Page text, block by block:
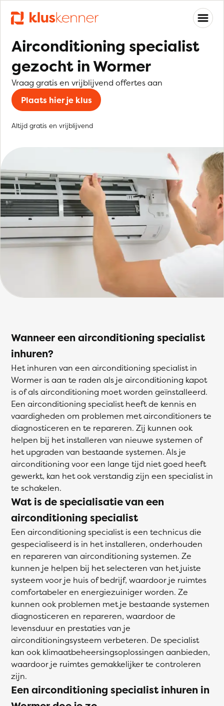
Airconditioning specialist
gezocht in Wormer
Vraag gratis en vrijblijvend offertes aan
Plaats hier je klus
Altijd gratis en vrijblijvend
Wanneer een airconditioning specialist
inhuren?
Het inhuren van een airconditioning specialist in
Wormer is aan te raden als je airconditioning kapot
is of als airconditioning moet worden geïnstalleerd.
Een airconditioning specialist heeft de kennis en
vaardigheden om problemen met airconditioners te
diagnosticeren en te repareren. Zij kunnen ook
helpen bij het installeren van nieuwe systemen of
het upgraden van bestaande systemen. Als je
airconditioning voor een lange tijd niet goed heeft
gewerkt, kan het ook verstandig zijn een specialist in
te schakelen.
Wat is de specialisatie van een
airconditioning specialist
Een airconditioning specialist is een technicus die
gespecialiseerd is in het installeren, onderhouden
en repareren van airconditioning systemen. Ze
kunnen je helpen bij het selecteren van het juiste
systeem voor je huis of bedrijf, waardoor je ruimtes
comfortabeler en energiezuiniger worden. Ze
kunnen ook problemen met je bestaande systemen
diagnosticeren en repareren, waardoor de
levensduur en prestaties van je
airconditioningsysteem verbeteren. De specialist
kan ook klimaatbeheersingsoplossingen aanbieden,
waardoor je ruimtes gemakkelijker te controleren
zijn.
Een airconditioning specialist inhuren in